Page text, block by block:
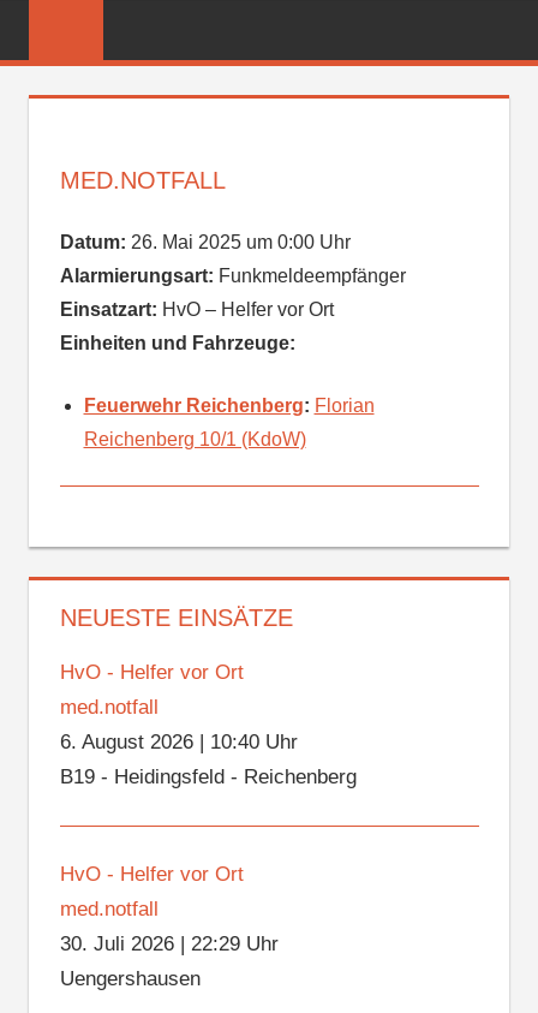
FEUERWEHR
MED.NOTFALL
Datum: 26. Mai 2025 um 0:00 Uhr
Alarmierungsart: Funkmeldeempfänger
Einsatzart: HvO – Helfer vor Ort
Einheiten und Fahrzeuge:
Feuerwehr Reichenberg: Florian
Reichenberg 10/1 (KdoW)
NEUESTE EINSÄTZE
HvO - Helfer vor Ort
med.notfall
6. August 2026| 10:40 Uhr
B19 - Heidingsfeld - Reichenberg
HvO - Helfer vor Ort
med.notfall
30. Juli 2026| 22:29 Uhr
Uengershausen